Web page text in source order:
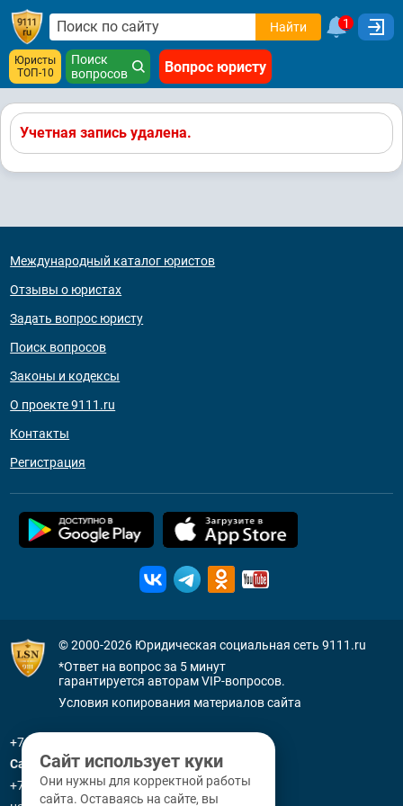
Найти 1
Юристы
ТОП-10
Поиск
вопросов
Вопрос юристу
Учетная запись удалена.
Международный каталог юристов
Отзывы о юристах
Задать вопрос юристу
Поиск вопросов
Законы и кодексы
О проекте 9111.ru
Контакты
Регистрация
© 2000-2026 Юридическая социальная сеть 9111.ru
*Ответ на вопрос за 5 минут
гарантируется авторам VIP-вопросов.
Условия копирования материалов сайта
+7 (800) 505-91-11
Санкт-Петербург
+7 (812) 336-92-64
Сайт использует куки
Они нужны для корректной работы
сайта. Оставаясь на сайте, вы